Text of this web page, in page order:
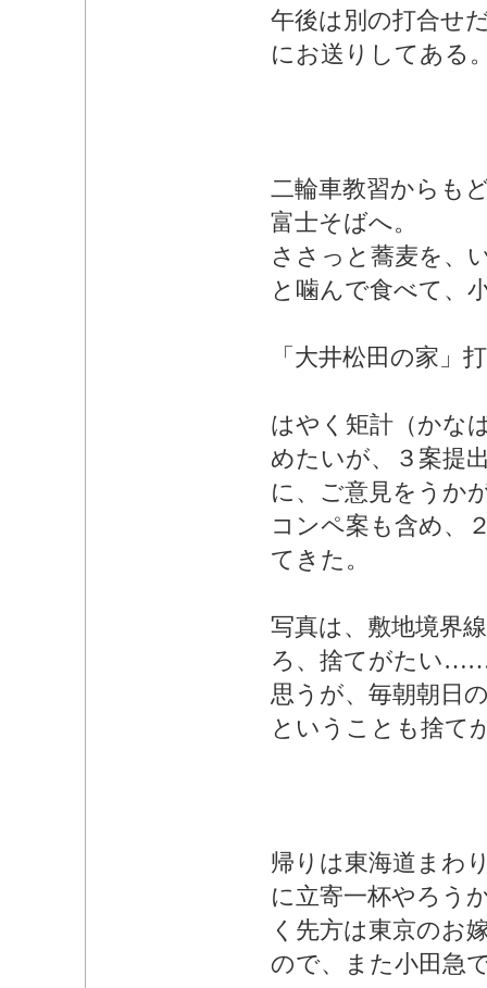
午後は別の打合せ
にお送りしてある
二輪車教習からも
富士そばへ。
ささっと蕎麦を、
と噛んで食べて、
「大井松田の家」
はやく矩計（かな
めたいが、３案提
に、ご意見をうか
コンペ案も含め、
てきた。
写真は、敷地境界
ろ、捨てがたい
思うが、毎朝朝日
ということも捨
帰りは東海道まわ
に立寄一杯やろう
く先方は東京のお
ので、また小田急